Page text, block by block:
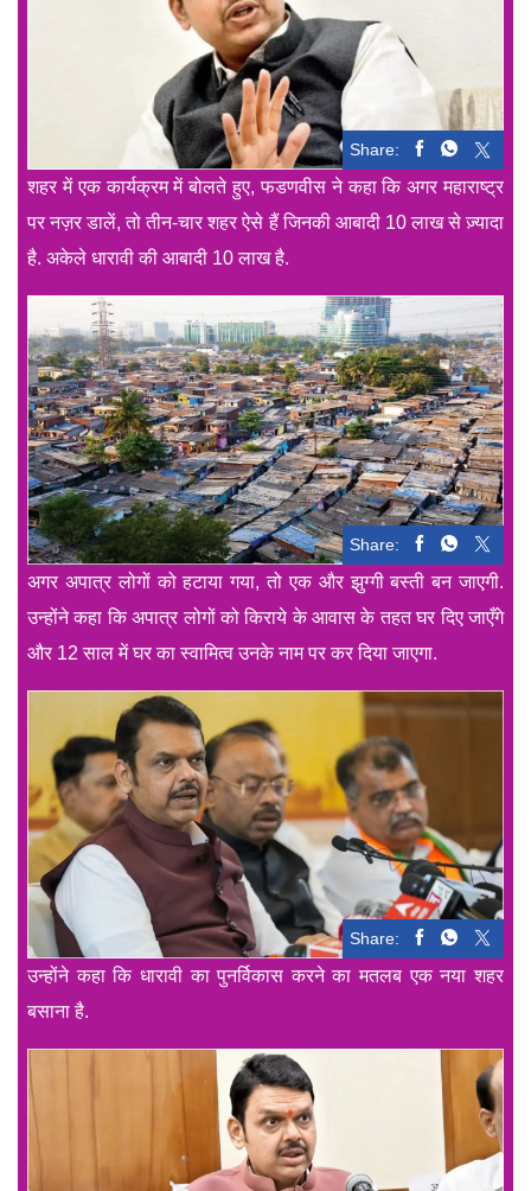
Share:
शहर में एक कार्यक्रम में बोलते हुए, फडणवीस ने कहा कि अगर महाराष्ट्र
पर नज़र डालें, तो तीन-चार शहर ऐसे हैं जिनकी आबादी 10 लाख से ज़्यादा
है. अकेले धारावी की आबादी 10 लाख है.
Share:
अगर अपात्र लोगों को हटाया गया, तो एक और झुग्गी बस्ती बन जाएगी.
उन्होंने कहा कि अपात्र लोगों को किराये के आवास के तहत घर दिए जाएँगे
और 12 साल में घर का स्वामित्व उनके नाम पर कर दिया जाएगा.
Share:
उन्होंने कहा कि धारावी का पुनर्विकास करने का मतलब एक नया शहर
बसाना है.